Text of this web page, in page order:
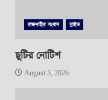
রাজশাহীর সংবাদ স্লাইড
ছুটির নোটিশ
August 5, 2026